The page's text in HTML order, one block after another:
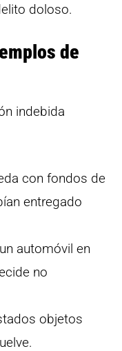
doloso.
de
indebida
con fondos de
entregado
automóvil en
no
objetos